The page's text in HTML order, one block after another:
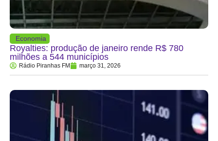
Economia
Royalties: produção de janeiro rende R$ 780
milhões a 544 municípios
Rádio Piranhas FM março 31, 2026